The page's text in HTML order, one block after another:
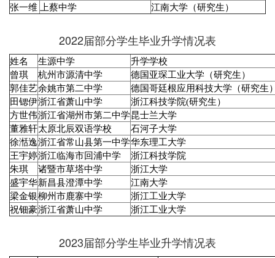
张一维
上蔡中学 江南大学（研究生）
2022届部分学生毕业升学情况表
姓名 生源中学
升学学校
曾琪
杭州市源清中学
德国亚琛工业大学（研究生）
郭佳艺余姚市第二中学
德国哥廷根应用科技大学（研究生
田锶伊浙江省萧山中学
浙江科技学院(研究生）
方世伟浙江省湖州市第二中学昆士兰大学
董雅轩太原北辰双语学校
石河子大学
徐湉逸浙江省常山县第一中学华东理工大学
王宇婷浙江临海市回浦中学
浙江科技学院
朱琪
诸暨市草塔中学
浙江大学
盛宇华新昌县澄潭中学
江南大学
梁金银柳州市鹿寨中学
浙江工业大学
祝钿豪浙江省萧山中学 浙江工业大学
2023届部分学生毕业升学情况表